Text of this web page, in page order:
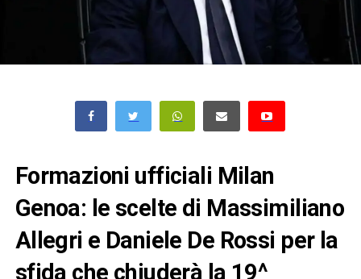
Formazioni ufficiali Milan
Genoa: le scelte di Massimiliano
Allegri e Daniele De Rossi per la
sfida che chiuderà la 19^